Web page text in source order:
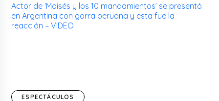
Actor de ‘Moisés y los 10 mandamientos’ se presentó
en Argentina con gorra peruana y esta fue la
reacción – VIDEO
ESPECTÁCULOS